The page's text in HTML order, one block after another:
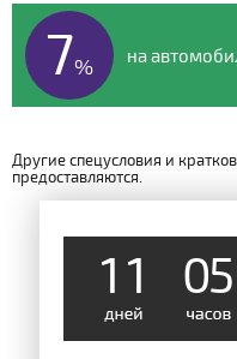
7% на
Другие спецусловия и
предоставляются.
1 1 05